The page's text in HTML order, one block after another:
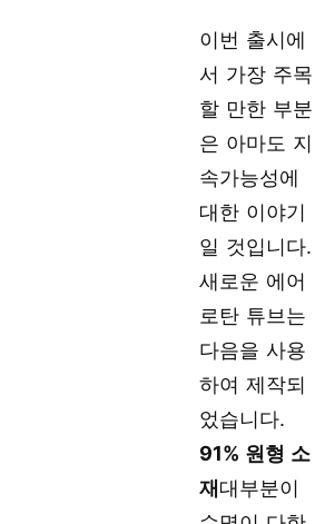
이번 출시에
서 가장 주목
할 만한 부분
은 아마도 지
속가능성에
대한 이야기
일 것입니다.
새로운 에어
로탄 튜브는
다음을 사용
하여 제작되
었습니다.
91% 원형 소
재 대부분이